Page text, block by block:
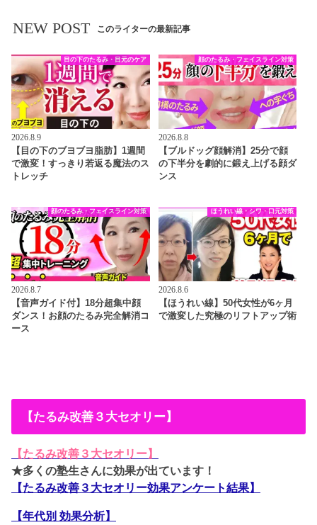
NEW POST このライターの最新記事
目の下のたるみ・目元のケア
2026.8.9
【目の下のブヨブヨ脂肪】1週間
で激変！すっきり若返る魔法のス
トレッチ
顔のたるみ・フェイスライン対策
2026.8.8
【ブルドッグ顔解消】25分で顔
の下半分を劇的に鍛え上げる顔ダ
ンス
顔のたるみ・フェイスライン対策
2026.8.7
【音声ガイド付】18分超集中顔
ダンス！お顔のたるみ完全解消コ
ース
ほうれい線・シワ・口元対策
2026.8.6
【ほうれい線】50代女性が6ヶ月
で激変した究極のリフトアップ術
【たるみ改善３大セオリー】
【たるみ改善３大セオリー】
★多くの塾生さんに効果が出ています！
【たるみ改善３大セオリー効果アンケート結果】
【年代別 効果分析】